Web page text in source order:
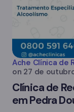
Ache Clínica de
on 27 de
Clínica de
em Pedra